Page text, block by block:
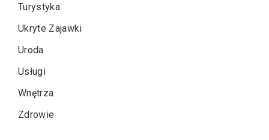
Turystyka
Ukryte Zajawki
Uroda
Usługi
Wnętrza
Zdrowie